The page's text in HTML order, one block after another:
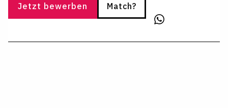
Jetzt bewerben Match?